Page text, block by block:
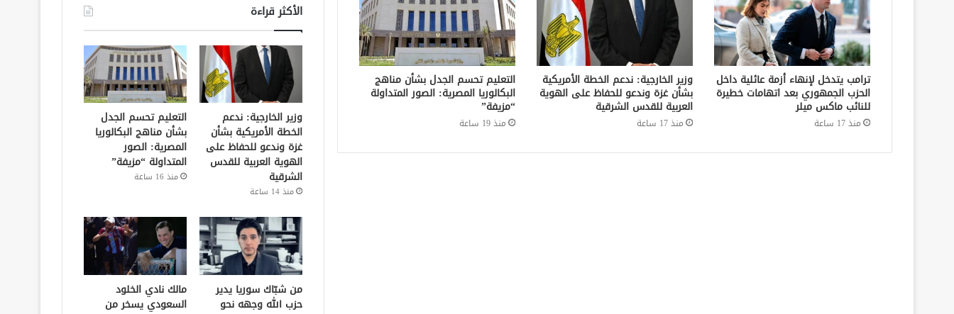
ترامب يتدخل لإنهاء أزمة عائلية داخل
الحزب الجمهوري بعد اتهامات خطيرة
للنائب ماكس ميلر
منذ 17 ساعة
وزير الخارجية: ندعم الخطة الأمريكية
بشأن غزة وندعو للحفاظ على الهوية
العربية للقدس الشرقية
منذ 17 ساعة
التعليم تحسم الجدل بشأن مناهج
البكالوريا المصرية: الصور المتداولة
“مزيفة”
منذ 19 ساعة
الأكثر قراءة
وزير الخارجية: ندعم
الخطة الأمريكية بشأن
غزة وندعو للحفاظ على
الهوية العربية للقدس
الشرقية
منذ 14 ساعة
التعليم تحسم الجدل
بشأن مناهج البكالوريا
المصرية: الصور
المتداولة “مزيفة”
منذ 16 ساعة
من شبّاك سوريا يدير
حزب الله وجهه نحو
مالك نادي الخلود
السعودي يسخر من